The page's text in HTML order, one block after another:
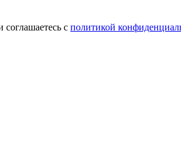
с политикой